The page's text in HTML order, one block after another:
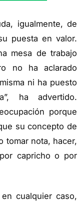
igualmente, de
puesta en valor.
mesa de trabajo
no ha aclarado
ni ha puesto
ha advertido.
porque
su concepto de
tomar nota, hacer,
capricho o por
cualquier caso,